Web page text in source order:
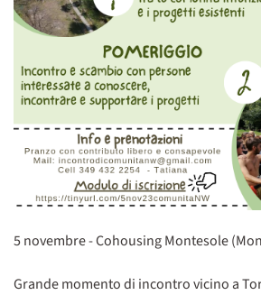
5 novembre - Cohousing Montesole
Grande momento di incontro vicino a